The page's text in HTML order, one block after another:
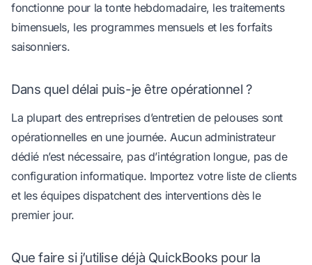
fonctionne pour la tonte hebdomadaire, les traitements
bimensuels, les programmes mensuels et les forfaits
saisonniers.
Dans quel délai puis-je être opérationnel ?
La plupart des entreprises d’entretien de pelouses sont
opérationnelles en une journée. Aucun administrateur
dédié n’est nécessaire, pas d’intégration longue, pas de
configuration informatique. Importez votre liste de clients
et les équipes dispatchent des interventions dès le
premier jour.
Que faire si j’utilise déjà QuickBooks pour la